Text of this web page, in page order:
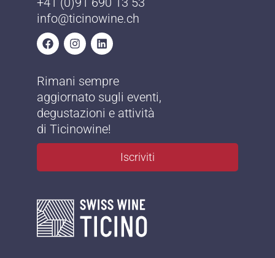
info@ticinowine.ch
Rimani sempre
aggiornato sugli eventi,
degustazioni e attività
di Ticinowine!
Iscriviti